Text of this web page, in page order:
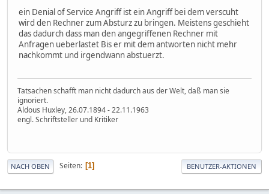
ein Denial of Service Angriff ist ein Angriff bei dem verscuht
wird den Rechner zum Absturz zu bringen. Meistens geschieht
das dadurch dass man den angegriffenen Rechner mit
Anfragen ueberlastet Bis er mit dem antworten nicht mehr
nachkommt und irgendwann abstuerzt.
Tatsachen schafft man nicht dadurch aus der Welt, daß man sie
ignoriert.
Aldous Huxley, 26.07.1894 - 22.11.1963
engl. Schriftsteller und Kritiker
NACH OBEN Seiten 1 BENUTZER-AKTIONEN